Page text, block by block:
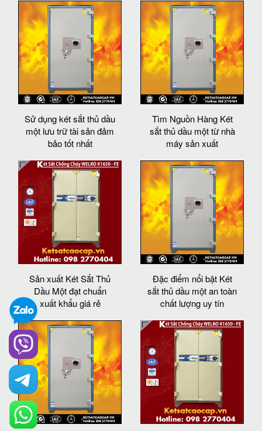
Sử dụng két sắt thủ dầu
một lưu trữ tài sản đảm
bảo tốt nhất
Tìm Nguồn Hàng Két
sắt thủ dầu một từ nhà
máy sản xuất
Sản xuất Két Sắt Thủ
Dầu Một đạt chuẩn
xuất khẩu giá rẻ
Đặc điểm nổi bật Két
sắt thủ dầu một an toàn
chất lượng uy tín